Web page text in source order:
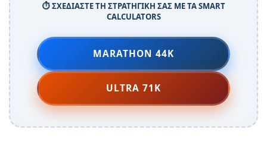
⏱️ ΣΧΕΔΙΑΣΤΕ ΤΗ ΣΤΡΑΤΗΓΙΚΗ ΣΑΣ ΜΕ ΤΑ SMART
CALCULATORS
MARATHON 44K
ULTRA 71K